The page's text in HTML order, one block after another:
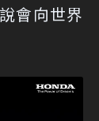
會向世界